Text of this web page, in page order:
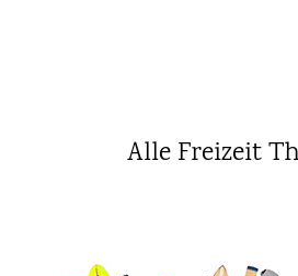
Alle Freizeit